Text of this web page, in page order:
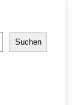
Suchen